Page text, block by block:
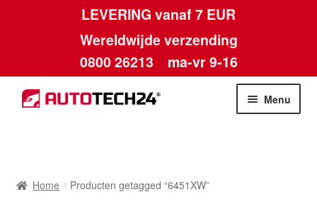
LEVERING vanaf 7 EUR
Wereldwijde verzending
0800 26213 ma-vr 9-16
Skip
to
Skip
to
Menu
Home Producten getagged “6451XW”